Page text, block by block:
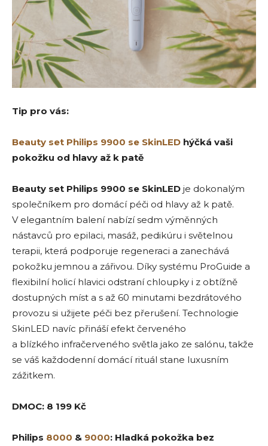
Tip pro vás:
Beauty set Philips 9900 se SkinLED hýčká vaši
pokožku od hlavy až k patě
Beauty set Philips 9900 se SkinLED je dokonalým
společníkem pro domácí péči od hlavy až k patě.
V elegantním balení nabízí sedm výměnných
nástavců pro epilaci, masáž, pedikúru i světelnou
terapii, která podporuje regeneraci a zanechává
pokožku jemnou a zářivou. Díky systému ProGuide a
flexibilní holicí hlavici odstraní chloupky i z obtížně
dostupných míst a s až 60 minutami bezdrátového
provozu si užijete péči bez přerušení. Technologie
SkinLED navíc přináší efekt červeného
a blízkého infračerveného světla jako ze salónu, takže
se váš každodenní domácí rituál stane luxusním
zážitkem.
DMOC: 8 199 Kč
Philips 8000 & 9000: Hladká pokožka bez